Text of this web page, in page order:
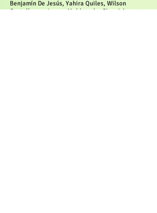
Benjamín De Jesús, Yahira Quiles, Wilson
Castellanos, Jayson Maldonado, Gianni A.